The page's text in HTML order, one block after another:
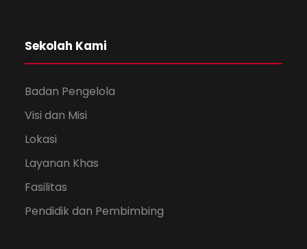
Sekolah Kami
Badan Pengelola
Visi dan Misi
Lokasi
Layanan Khas
Fasilitas
Pendidik dan Pembimbing